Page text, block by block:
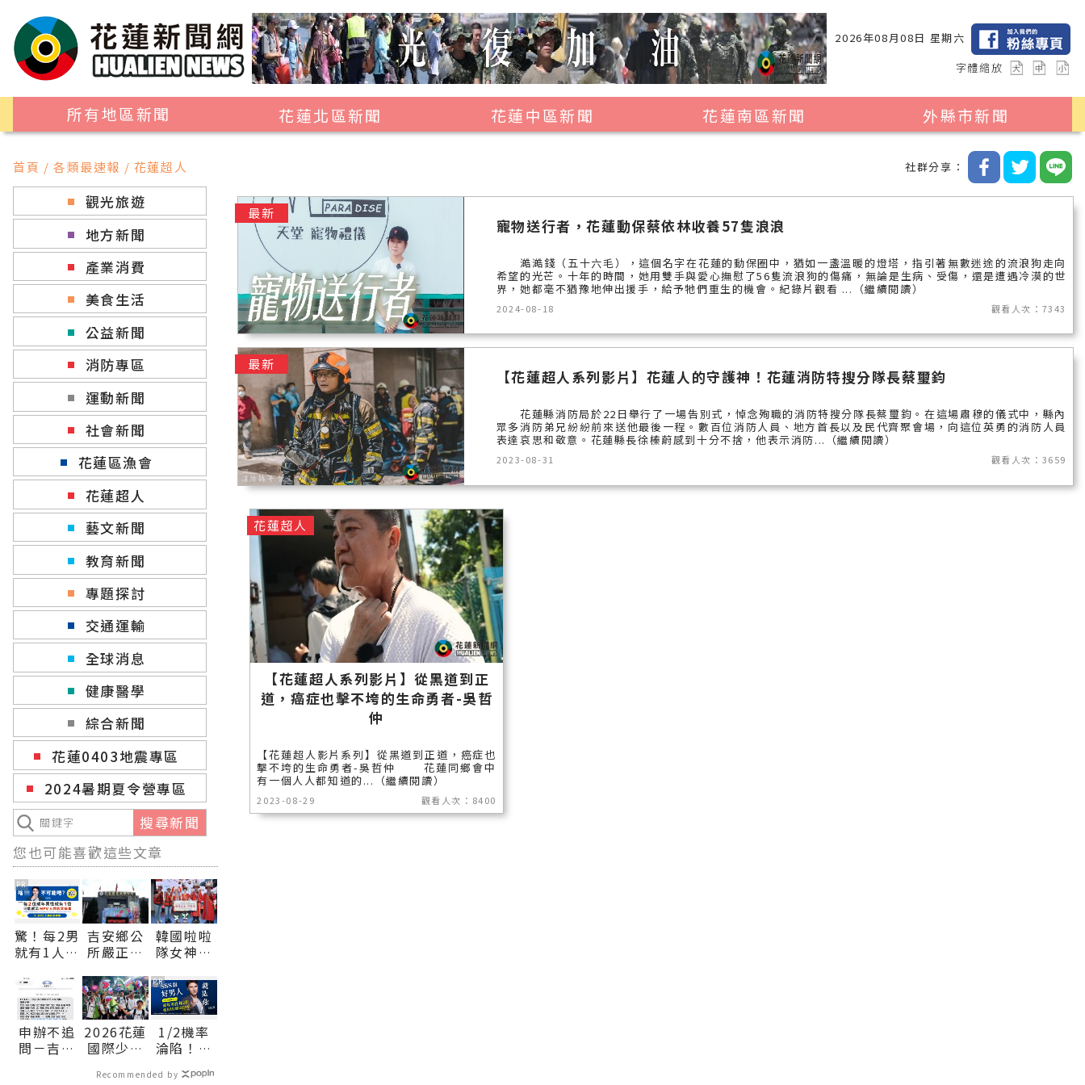
2026年08月08日 星期六
字體縮放
所有地區新聞
花蓮北區新聞
新城鄉
秀林鄉
花蓮中區新聞
豐濱鄉
花蓮南區新聞
外縣市新聞
花蓮縣全區
2024暑期夏令營專區
台中市
彰化縣
高雄市
國外報導
台東縣
關山鎮
首頁 / 各類最速報 / 花蓮超人 社群分享：
觀光旅遊
地方新聞
產業消費
美食生活
公益新聞
消防專區
運動新聞
社會新聞
花蓮區漁會
花蓮超人
藝文新聞
教育新聞
專題探討
交通運輸
全球消息
健康醫學
綜合新聞
花蓮0403地震專區
2024暑期夏令營專區
搜尋新聞
您也可能喜歡這些文章
驚！每2男
就有1人中
能吧？
PR
吉安鄉公
所嚴正聲
零容忍
吳姓副主
任請辭獲
准∣花蓮
新聞網官
類新聞－
韓國啦啦
隊女神河
民服飾攜
手吉安鄉
長 期待
大家9月5
日參加
鳴•族音
申辦不追
問－吉安
2026花蓮
國際少年
滿落幕 世
1/2機率
淪陷！你
還是渣
PR
Recommended by
最新
寵物送行者，花蓮動保蔡依林收養57隻浪浪
澔澔錢（五十六毛），這個名字在花蓮的動保圈中，猶如一盞溫暖的燈塔，指引著無數迷途的流浪狗走向
希望的光芒。十年的時間，她用雙手與愛心撫慰了56隻流浪狗的傷痛，無論是生病、受傷，還是遭遇冷漠的世
界，她都毫不猶豫地伸出援手，給予牠們重生的機會。紀錄片觀看 ...（繼續閱讀）
2024-08-18 觀看人次：7343
最新
【花蓮超人系列影片】花蓮人的守護神！花蓮消防特搜分隊長蔡璽鈞
花蓮縣消防局於22日舉行了一場告別式，悼念殉職的消防特搜分隊長蔡璽鈞。在這場肅穆的儀式中，縣內
眾多消防弟兄紛紛前來送他最後一程。數百位消防人員、地方首長以及民代齊聚會場，向這位英勇的消防人員
表達哀思和敬意。花蓮縣長徐榛蔚感到十分不捨，他表示消防...（繼續閱讀）
2023-08-31 觀看人次：3659
【花蓮超人系列影片】從黑道到正
道，癌症也擊不垮的生命勇者-吳哲
仲
【花蓮超人影片系列】從黑道到正道，癌症也
擊不垮的生命勇者-吳哲仲 花蓮同鄉會中
有一個人人都知道的...（繼續閱讀）
2023-08-29 觀看人次：8400
花蓮超人